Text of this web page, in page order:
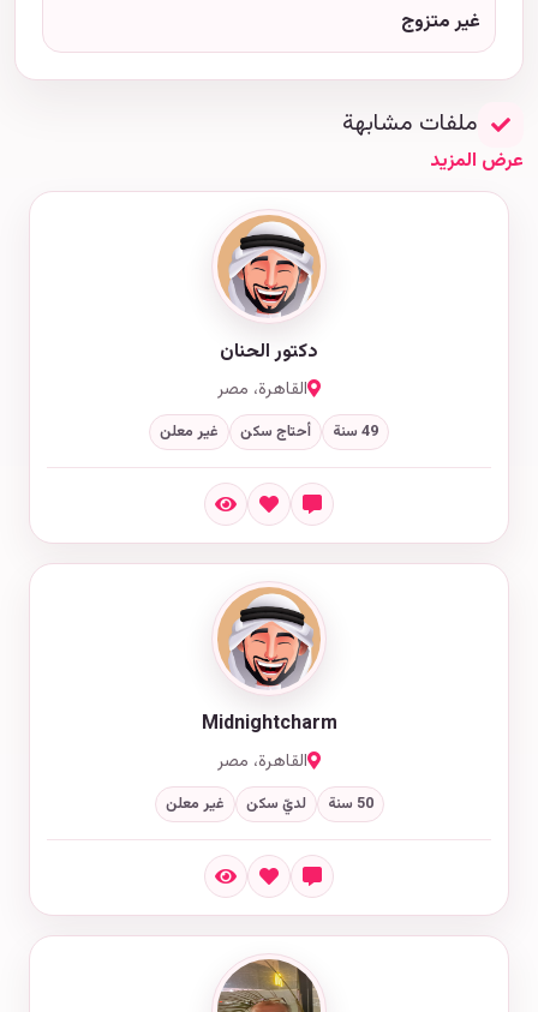
غير متزوج
ملفات مشابهة
عرض المزيد
دكتور الحنان
القاهرة، مصر
49 سنة أحتاج سكن غير معلن
Midnightcharm
القاهرة، مصر
50 سنة لديّ سكن غير معلن